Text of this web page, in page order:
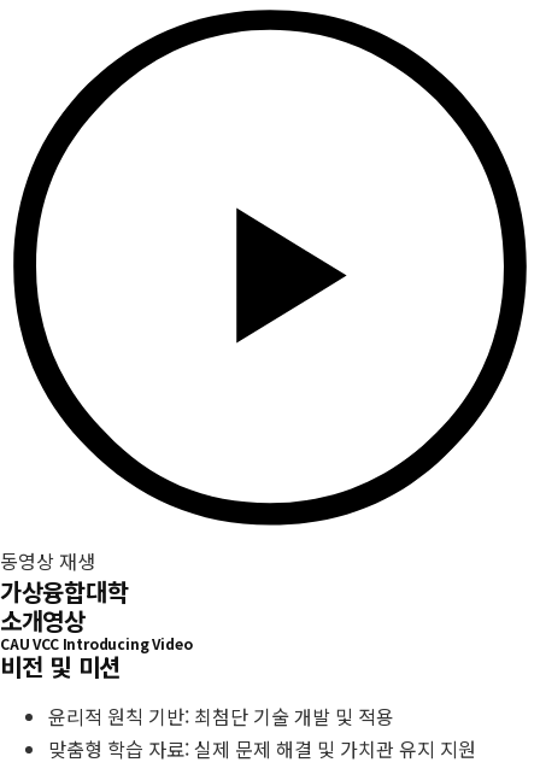
동영상 재생
가상융합대학
소개영상
CAU VCC Introducing Video
비전 및 미션
윤리적 원칙 기반: 최첨단 기술 개발 및 적용
맞춤형 학습 자료: 실제 문제 해결 및 가치관 유지 지원